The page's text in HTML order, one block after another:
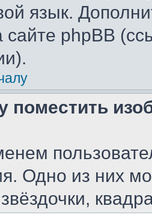
язык.
сайте phpBB
поместить
Одно из них